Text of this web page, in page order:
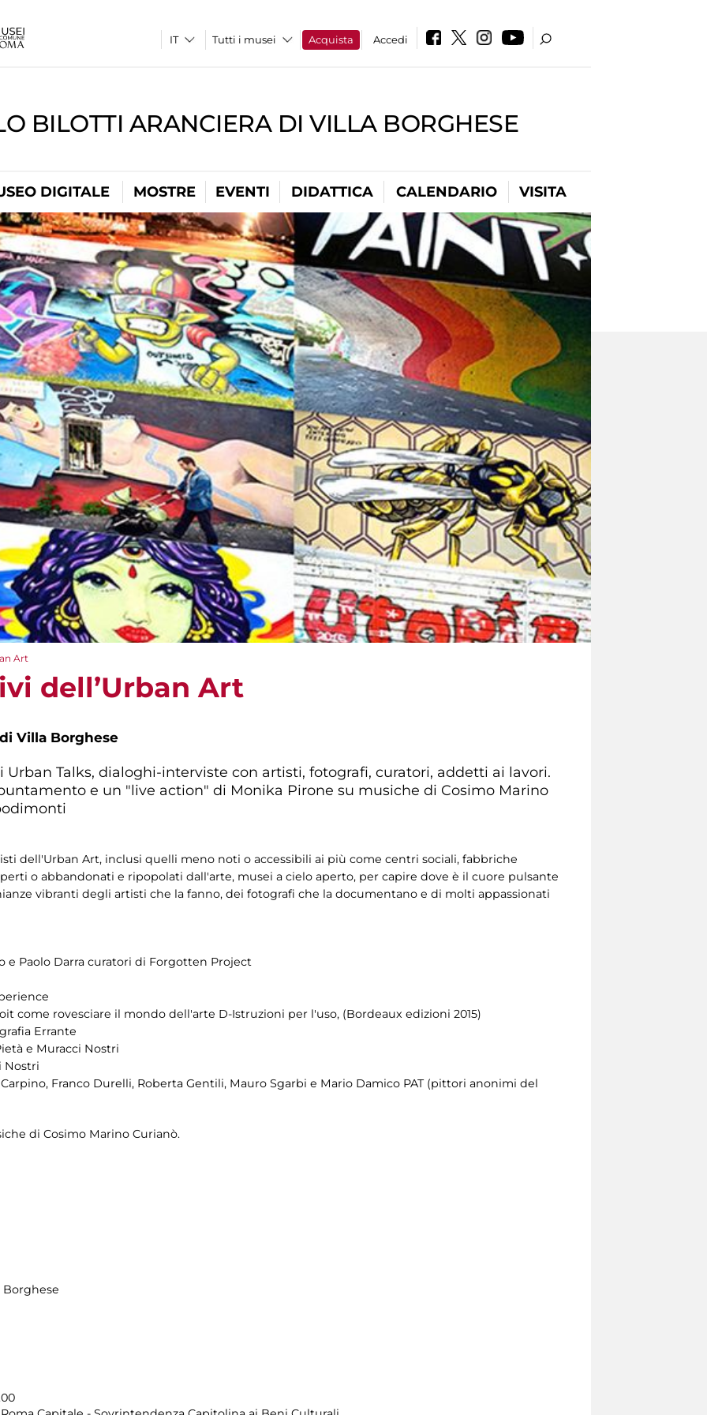
Tutti i musei Acquista Accedi
BILOTTI ARANCIERA DI VILLA BORGHESE
DIGITALE MOSTRE EVENTI DIDATTICA CALENDARIO VISITA
Art
dell’Urban Art
Villa Borghese
Talks, dialoghi-interviste con artisti, fotografi, curatori, addetti ai lavori.
e un "live action" di Monika Pirone su musiche di Cosimo Marino
dell'Urban Art, inclusi quelli meno noti o accessibili ai più come centri sociali, fabbriche
o abbandonati e ripopolati dall'arte, musei a cielo aperto, per capire dove è il cuore pulsante
vibranti degli artisti che la fanno, dei fotografi che la documentano e di molti appassionati
e Paolo Darra curatori di Forgotten Project
come rovesciare il mondo dell'arte D-Istruzioni per l'uso, (Bordeaux edizioni 2015)
Errante
e Muracci Nostri
Nostri
Franco Durelli, Roberta Gentili, Mauro Sgarbi e Mario Damico PAT (pittori anonimi del
di Cosimo Marino Curianò.
Borghese